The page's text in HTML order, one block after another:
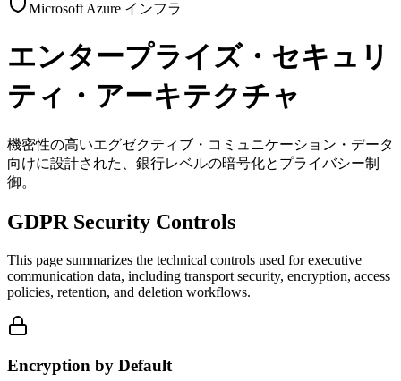
Microsoft Azure インフラ
エンタープライズ・セキュリ
ティ・アーキテクチャ
機密性の高いエグゼクティブ・コミュニケーション・データ
向けに設計された、銀行レベルの暗号化とプライバシー制
御。
GDPR Security Controls
This page summarizes the technical controls used for executive
communication data, including transport security, encryption, access
policies, retention, and deletion workflows.
Encryption by Default